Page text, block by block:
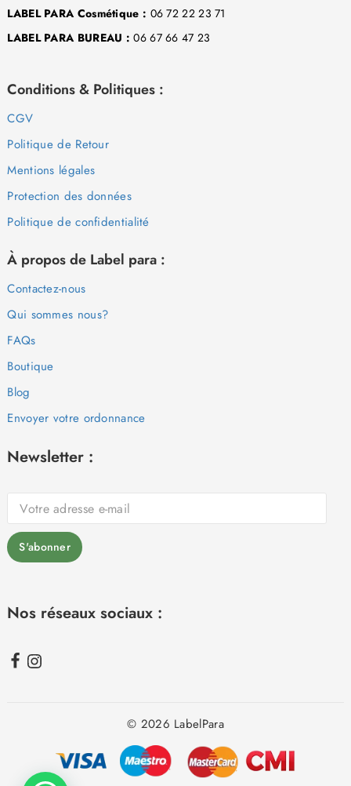
LABEL PARA Cosmétique : 06 72 22 23 71
LABEL PARA BUREAU : 06 67 66 47 23
Conditions & Politiques :
CGV
Politique de Retour
Mentions légales
Protection des données
Politique de confidentialité
À propos de Label para :
Contactez-nous
Qui sommes nous?
FAQs
Boutique
Blog
Envoyer votre ordonnance
Newsletter :
Nos réseaux sociaux :
© 2026 LabelPara